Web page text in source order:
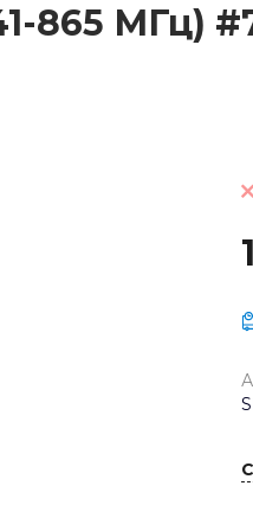
865 МГц)